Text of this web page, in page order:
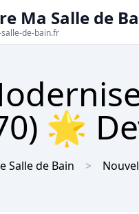
Ma Salle de
de-bain.fr
🌟
Salle de Bain